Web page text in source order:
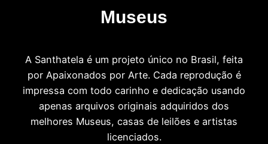
Museus
A Santhatela é um projeto único no Brasil, feita
por Apaixonados por Arte. Cada reprodução é
impressa com todo carinho e dedicação usando
apenas arquivos originais adquiridos dos
melhores Museus, casas de leilões e artistas
licenciados.